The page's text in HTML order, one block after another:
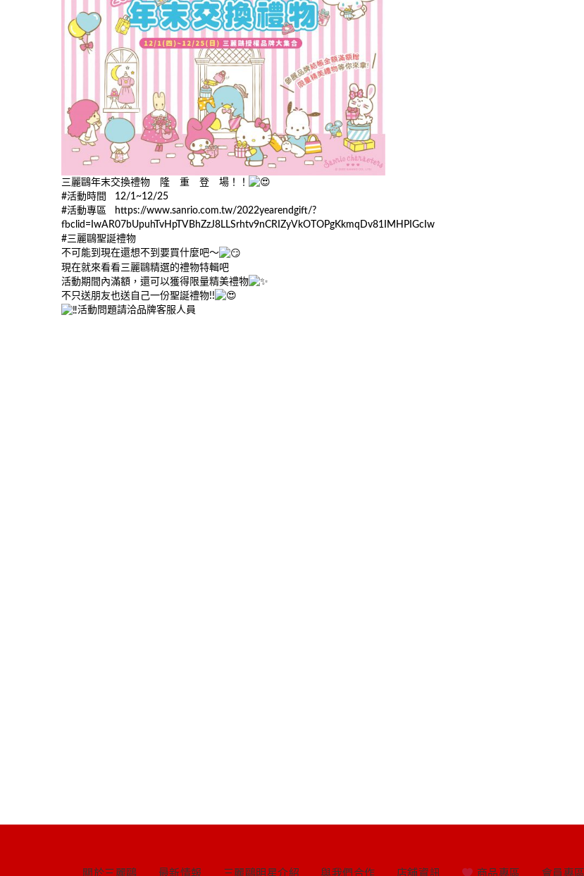
三麗鷗年末交換禮物 隆 重 登 場！！
#活動時間 12/1~12/25
#活動專區 https://www.sanrio.com.tw/2022yearendgift/?
fbclid=IwAR07bUpuhTvHpTVBhZzJ8LLSrhtv9nCRIZyVkOTOPgKkmqDv81IMHPIGcIw
#三麗鷗聖誕禮物
不可能到現在還想不到要買什麼吧～
現在就來看看三麗鷗精選的禮物特輯吧
活動期間內滿額，還可以獲得限量精美禮物
不只送朋友也送自己一份聖誕禮物!!
活動問題請洽品牌客服人員
關於三麗鷗 最新情報 三麗鷗明星介紹 與我們合作 店舖資訊 商品專區 會員專區